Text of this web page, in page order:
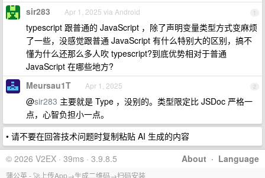
1
sir283 Apr 1, 2025 via Android
typescript 跟普通的 JavaScript ，除了声明变量类型方式变麻烦
了一些，没感觉跟普通 JavaScript 有什么特别大的区别，搞不
懂为什么还那么多人吹 typescript?到底优势相对于普通
JavaScript 在哪些地方?
2
Meursau1T Apr 1, 2025
@sir283 主要就是 Type ，没别的。类型限定比 JSDoc 严格一
点，心智负担小一点。
• 请不要在回答技术问题时复制粘贴 AI 生成的内容
About · Language
© 2026 V2EX · 39ms · 3.9.8.5
蒲公英 - 🚀上传App→生成二维码→扫码安装